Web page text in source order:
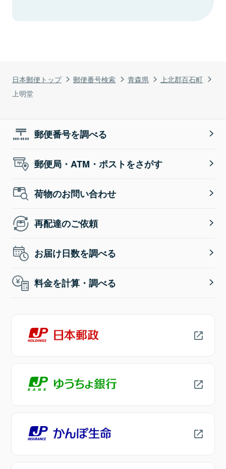
日本郵便トップ 郵便番号検索 青森県
上北郡百石町
上明堂
郵便番号を調べる
郵便局・ATM・ポストをさがす
荷物のお問い合わせ
再配達のご依頼
お届け日数を調べる
料金を計算・調べる